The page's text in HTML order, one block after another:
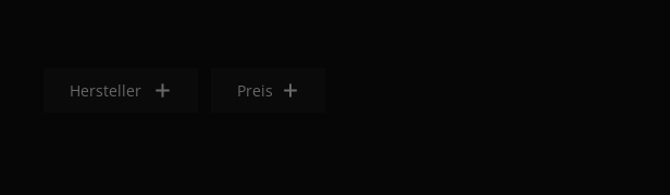
Hersteller Preis